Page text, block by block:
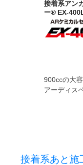
接着系アン
ー® EX-
900ccの大
アーディス
接着系あと施